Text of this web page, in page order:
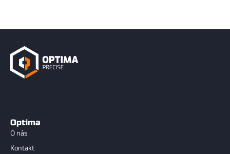
Optima
O nás
Kontakt